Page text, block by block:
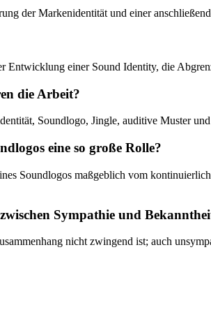
der Markenidentität und einer
Entwicklung einer Sound Identity, die
die Arbeit?
Soundlogo, Jingle, auditive Muster
eine so große Rolle?
Soundlogos maßgeblich vom
Sympathie und
nicht zwingend ist; auch